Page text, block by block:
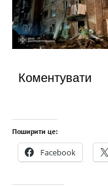
Коментувати
Поширити це:
Facebook